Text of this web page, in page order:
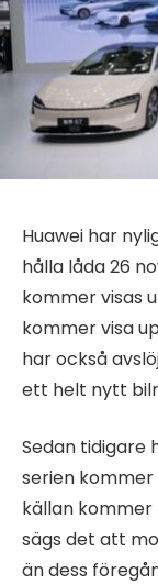
Huawei har
hålla låda 26
kommer visas
kommer visa
har också
ett helt nytt
Sedan tidigare
serien
källan kommer
sägs det att
än dess